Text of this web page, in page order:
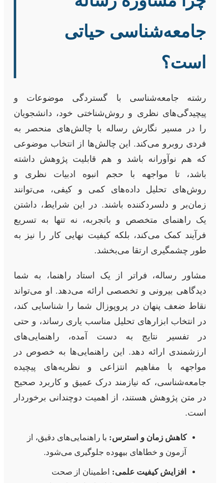
جامعه‌شناسی حیاتی
است؟
رشته جامعه‌شناسی با گستردگی موضوعات و
پیچیدگی‌های نظری و روش‌شناختی خود، دانشجویان
را در مسیر نگارش رساله با چالش‌های منحصر به
فردی روبرو می‌کند. این چالش‌ها از انتخاب موضوعی
که هم نوآورانه باشد و هم قابلیت پژوهش داشته
باشد، تا مواجهه با حجم انبوه ادبیات نظری و
روش‌های تحلیل داده‌های کمی و کیفی، می‌توانند
زمان‌بر و دلسردکننده باشند. در این شرایط، داشتن
یک راهنمای متخصص و باتجربه، نه تنها به تسریع
فرآیند کمک می‌کند، بلکه کیفیت نهایی کار را نیز به
طور چشمگیری ارتقا می‌بخشد.
مشاور رساله، فراتر از یک استاد راهنما، به شما
دیدگاهی بیرونی و تخصصی ارائه می‌دهد. او می‌تواند
نقاط ضعف پنهان در پروپوزال شما را شناسایی کند،
در انتخاب ابزارهای تحلیل مناسب یاری رساند، و حتی
در تفسیر نتایج به دست آمده، راهنمایی‌های
ارزشمندی ارائه دهد. این راهنمایی‌ها به خصوص در
مواجهه با مفاهیم انتزاعی و نظریه‌های پیچیده
جامعه‌شناسی، که نیازمند درک عمیق و کاربرد صحیح
در متن پژوهش هستند، از اهمیت دوچندانی برخوردار
است.
کاهش زمان و استرس: با راهنمایی‌های دقیق، از
آزمون و خطاهای بیهوده جلوگیری می‌شود.
افزایش کیفیت علمی: اطمینان از صحت